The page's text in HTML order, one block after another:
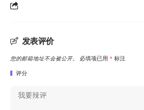
发表评价
您的邮箱地址不会被公开。 必填项已用 * 标注
评分